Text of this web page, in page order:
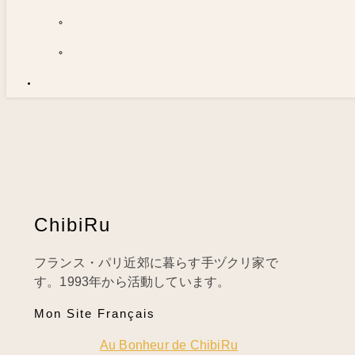
ChibiRu
フランス・パリ近郊に暮らす手ヅクリ家で
す。1993年から活動しています。
Mon Site Français
Au Bonheur de ChibiRu